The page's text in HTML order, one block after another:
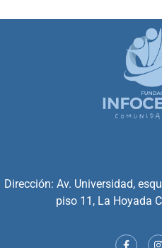
Dirección: Av. Universidad,
piso 11, La Hoyada